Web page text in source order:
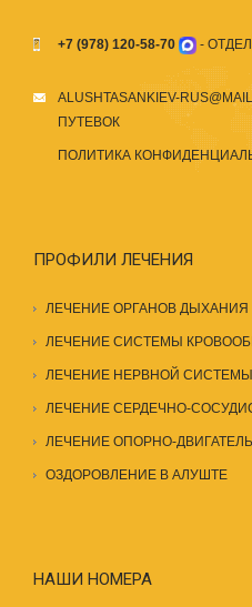
+7 (978) 120-58-70 -
ALUSHTASANKIEV-
ПУТЕВОК
ПОЛИТИКА
ПРОФИЛИ ЛЕЧЕНИЯ
ЛЕЧЕНИЕ ОРГАНОВ ДЫХАНИЯ
ЛЕЧЕНИЕ СИСТЕМЫ
ЛЕЧЕНИЕ НЕРВНОЙ СИСТЕМЫ
ЛЕЧЕНИЕ СЕРДЕЧНО-
ЛЕЧЕНИЕ ОПОРНО-
ОЗДОРОВЛЕНИЕ В АЛУШТЕ
НАШИ НОМЕРА